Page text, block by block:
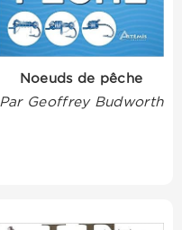
Noeuds de pêche
Par Geoffrey Budworth